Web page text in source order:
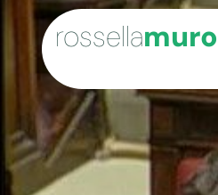
rossella